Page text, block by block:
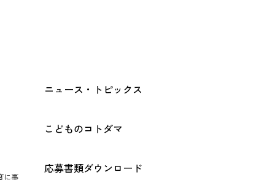
に事
ニュース・トピックス
こどものコトダマ
応募書類ダウンロード